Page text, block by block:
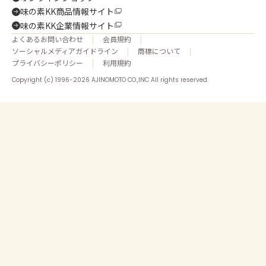
味の素KK商品情報サイト
味の素KK企業情報サイト
よくあるお問い合わせ
会員規約
ソーシャルメディアガイドライン
商標について
プライバシーポリシー
利用規約
Copyright (c) 1996-2026 AJINOMOTO CO.,INC All rights reserved.